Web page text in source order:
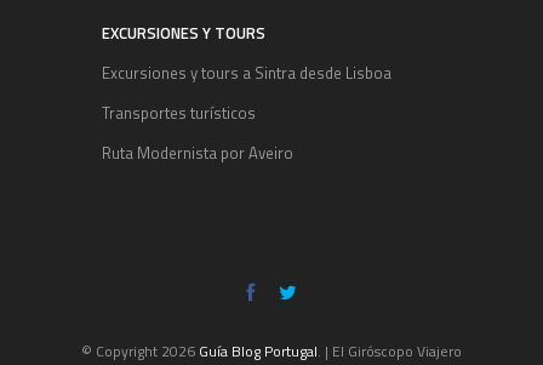
EXCURSIONES Y TOURS
Excursiones y tours a Sintra desde Lisboa
Transportes turísticos
Ruta Modernista por Aveiro
© Copyright 2026 Guía Blog Portugal. | El Giróscopo Viajero